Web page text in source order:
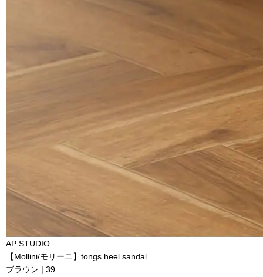
AP STUDIO
【Mollini/モリーニ】tongs heel sandal
ブラウン | 39